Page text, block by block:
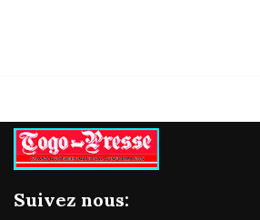
Suivez nous: